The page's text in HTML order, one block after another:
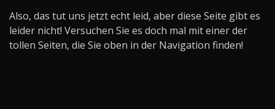
Also, das tut uns jetzt echt leid, aber diese Seite gibt es
leider nicht! Versuchen Sie es doch mal mit einer der
tollen Seiten, die Sie oben in der Navigation finden!